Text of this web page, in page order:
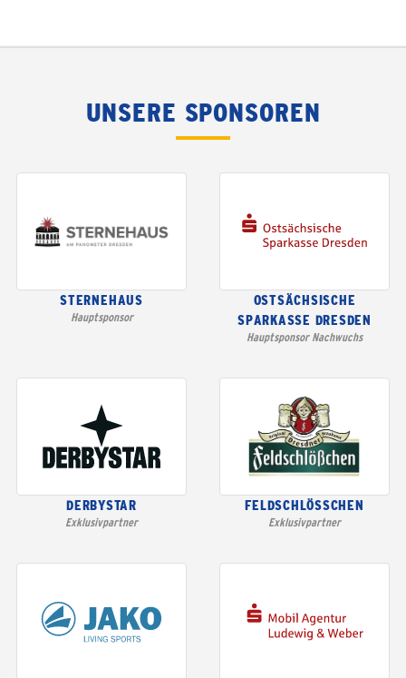
UNSERE SPONSOREN
STERNEHAUS
Hauptsponsor
OSTSÄCHSISCHE
SPARKASSE DRESDEN
Hauptsponsor Nachwuchs
DERBYSTAR
Exklusivpartner
FELDSCHLÖSSCHEN
Exklusivpartner